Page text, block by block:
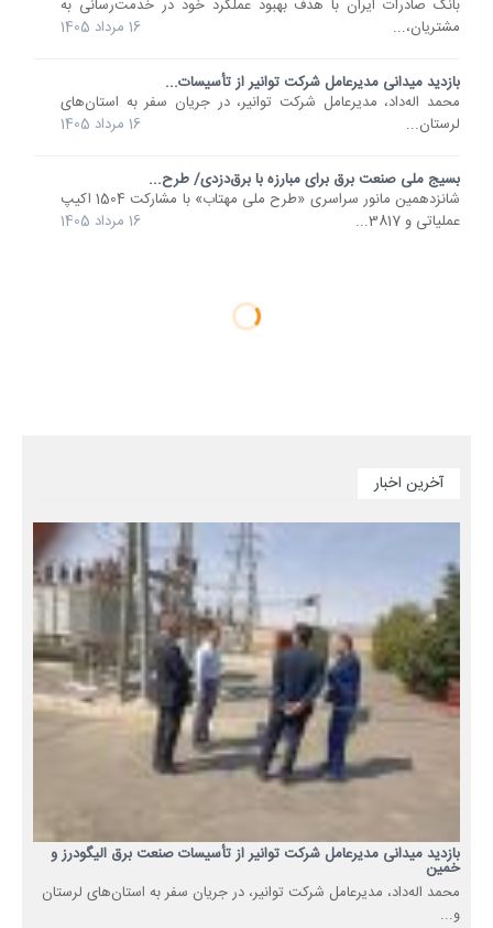
​بانک صادرات ایران با هدف بهبود عملکرد خود در خدمت‌رسانی به
مشتریان،...
16 مرداد 1405
بازدید میدانی مدیرعامل شرکت توانیر از تأسیسات...
محمد اله‌داد، مدیرعامل شرکت توانیر، در جریان سفر به استان‌های
لرستان...
16 مرداد 1405
بسیج ملی صنعت برق برای مبارزه با برق‌دزدی/ طرح...
شانزدهمین مانور سراسری «طرح ملی مهتاب» با مشارکت 1504 اکیپ
عملیاتی و 3817...
16 مرداد 1405
آخرین اخبار
بازدید میدانی مدیرعامل شرکت توانیر از تأسیسات صنعت برق الیگودرز و
خمین
محمد اله‌داد، مدیرعامل شرکت توانیر، در جریان سفر به استان‌های لرستان
و...